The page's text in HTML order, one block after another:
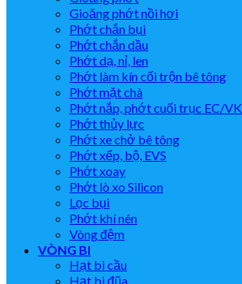
Gioăng phớt nồi hơi
Phớt chắn bụi
Phớt chắn dầu
Phớt dạ, nỉ, len
Phớt làm kín cối trộn bê tông
Phớt mặt chà
Phớt nắp, phớt cuối trục EC/VK
Phớt thủy lực
Phớt xe chở bê tông
Phớt xếp, bộ, EVS
Phớt xoay
Phớt lò xo Silicon
Lọc bụi
Phớt khí nén
Vòng đệm
VÒNG BI
Hạt bi cầu
Hạt bi đũa